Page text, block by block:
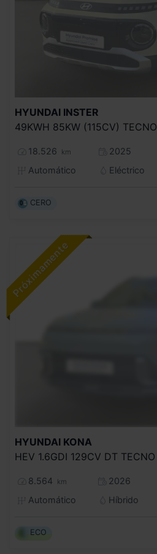
HYUNDAI INSTER
49KWH 85KW (115CV) TECNO
18.526 km
2025
Automático
Eléctrico
CERO
HYUNDAI KONA
HEV 1.6GDI 129CV DT TECNO
8.564 km
2026
Automático
Híbrido
ECO